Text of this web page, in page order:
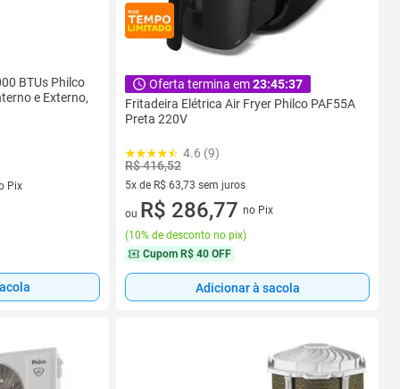
BTUs Philco
e Externo,
Pix
Oferta termina em23:45:37
Fritadeira Elétrica Air Fryer Philco PAF55A
Preta 220V
4.6 (9)
R$ 416,52
5x de R$ 63,73 sem juros
5 vez de R$ 63,73 sem juros
ou R$ 286,77 no Pix
(10% de desconto no pix)
Cupom R$ 40 OFF
Adicionar à sacola